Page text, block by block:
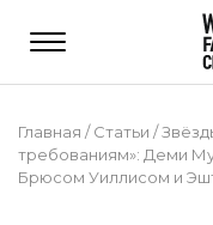
Главная /Статьи /
требованиям»: Деми
Брюсом Уиллисом и